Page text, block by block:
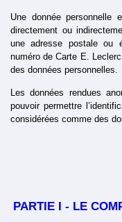
Une donnée personnelle
directement ou
une adresse postale ou
numéro de Carte E.
des données personnelles.
Les données rendues
pouvoir permettre
considérées comme des
PARTIE I - LE